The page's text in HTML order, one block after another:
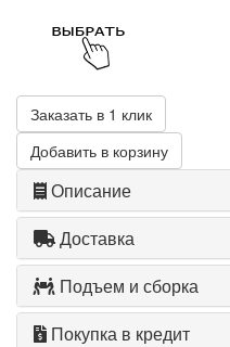
Заказать в 1 клик
Добавить в корзину
Описание
Доставка
Подъем и сборка
Покупка в кредит